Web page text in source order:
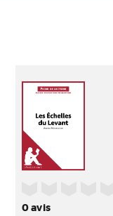
0avis